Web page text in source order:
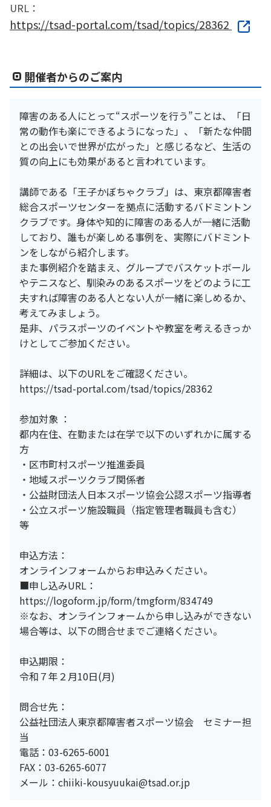
URL：
https://tsad-portal.com/tsad/topics/28362
開催者からのご案内
障害のある人にとって“スポーツを行う”ことは、「日
常の動作も楽にできるようになった」、「新たな仲間
との出会いで世界が広がった」と感じるなど、生活の
質の向上にも効果があると言われています。
講師である「王子かぼちゃクラブ」は、東京都障害者
総合スポーツセンターを拠点に活動するバドミントン
クラブです。身体や知的に障害のある人が一緒に活動
しており、誰もが楽しめる事例を、実際にバドミント
ンをしながら紹介します。
また事例紹介を踏まえ、グループでバスケットボール
やテニスなど、馴染みのあるスポーツをどのように工
夫すれば障害のある人とない人が一緒に楽しめるか、
考えてみましょう。
是非、パラスポーツのイベントや教室を考えるきっか
けとしてご参加ください。
詳細は、以下のURLをご確認ください。
https://tsad-portal.com/tsad/topics/28362
参加対象 ：
都内在住、在勤または在学で以下のいずれかに属する
方
・区市町村スポーツ推進委員
・地域スポーツクラブ関係者
・公益財団法人日本スポーツ協会公認スポーツ指導者
・公立スポーツ施設職員（指定管理者職員も含む）
等
申込方法：
オンラインフォームからお申込みください。
■申し込みURL：
https://logoform.jp/form/tmgform/834749
※なお、オンラインフォームから申し込みができない
場合等は、以下の問合せまでご連絡ください。
申込期限：
令和７年２月10日(月)
問合せ先：
公益社団法人東京都障害者スポーツ協会 セミナー担
当
電話：03-6265-6001
FAX：03-6265-6077
メール：chiiki-kousyuukai@tsad.or.jp